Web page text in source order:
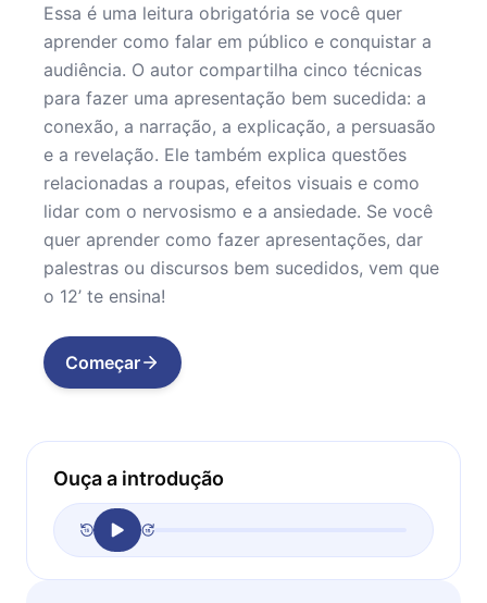
Essa é uma leitura obrigatória se você quer
aprender como falar em público e conquistar a
audiência. O autor compartilha cinco técnicas
para fazer uma apresentação bem sucedida: a
conexão, a narração, a explicação, a persuasão
e a revelação. Ele também explica questões
relacionadas a roupas, efeitos visuais e como
lidar com o nervosismo e a ansiedade. Se você
quer aprender como fazer apresentações, dar
palestras ou discursos bem sucedidos, vem que
o 12’ te ensina!
Começar
Ouça a introdução